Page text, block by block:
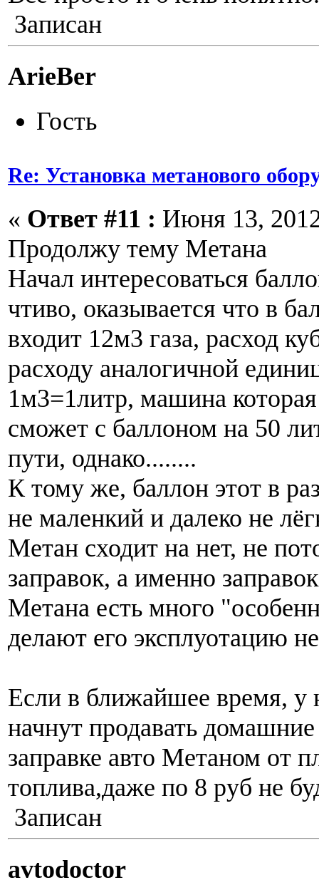
Записан
ArieBer
Гость
Re: Установка метанового
« Ответ #11 : Июня 13,
Продолжу тему Метана
Начал интересоваться
чтиво, оказывается что в
входит 12м3 газа, расход
расходу аналогичной
1м3=1литр, машина
сможет с баллоном на 50
пути, однако........
К тому же, баллон этот в
не маленкий и далеко не
Метан сходит на нет, не
заправок, а именно
Метана есть много
делают его эксплуотацию
Если в ближайшее время,
начнут продавать
заправке авто Метаном от
топлива,даже по 8 руб не
Записан
avtodoctor